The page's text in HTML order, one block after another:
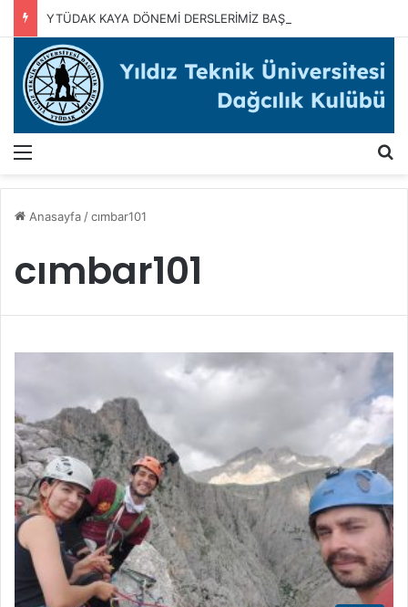
YTÜDAK KAYA DÖNEMİ DERSLERİMİZ BAŞLADI
Anasayfa /cımbar101
cımbar101